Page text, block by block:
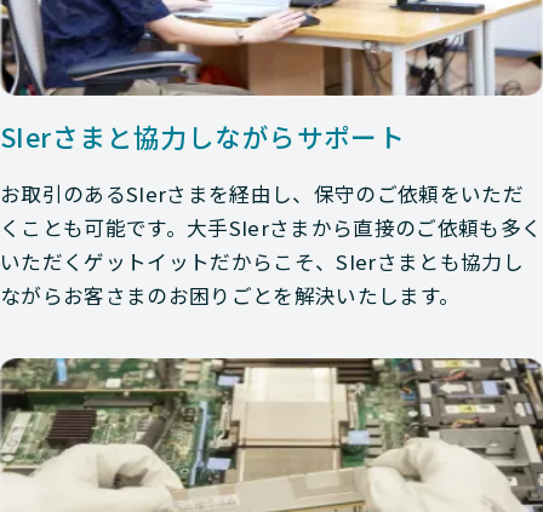
SIerさまと協力しながらサポート
お取引のあるSIerさまを経由し、保守のご依頼をいただ
くことも可能です。大手SIerさまから直接のご依頼も多く
いただくゲットイットだからこそ、SIerさまとも協力し
ながらお客さまのお困りごとを解決いたします。